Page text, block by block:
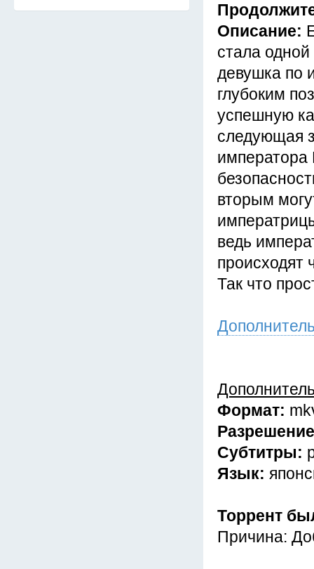
Описание:
стала
девушка по
глубоким
успешную
следующая
императора
вторым
ведь
Так что
Формат:
Субтитры:
Язык:
Торрент
Причина: